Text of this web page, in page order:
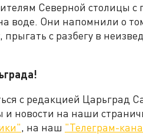
Северной столицы с
воде. Они напомнили о
прыгать с разбегу в
с редакцией Царьград
новости на наши
, на наш "Телеграм-